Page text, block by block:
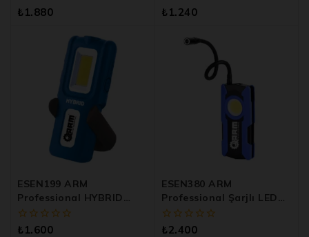
0
₺ 1.880
0
₺ 1.240
ESEN199 ARM
Professional HYBRID
Şarjlı LED Lamba
0
₺ 1.600
ESEN380 ARM
Professional Şarjlı LED
Esnek Başlıklı Çalışma
Lambası
0
₺2.400